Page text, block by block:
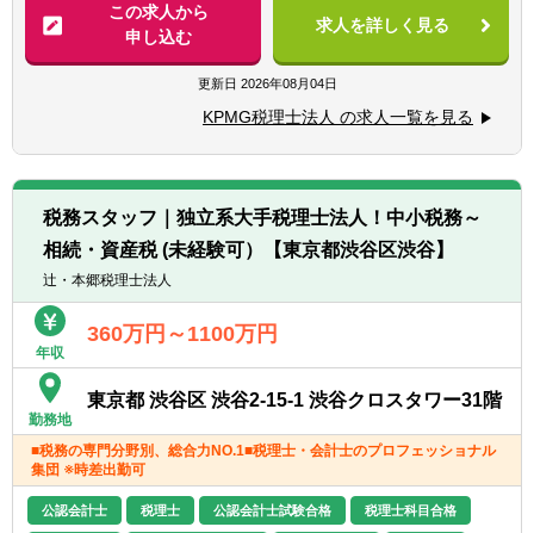
■事業会社の管理部門（税務・経理・財務）
での業務経験
■監査法人での業務経験
■上位職としての業務経験（マネジメント経
す。入社後に英語力を身に着けたいという方
も大歓迎です。
【具体的には】
■法人税申告書作成業務及びレビュー業務
■税務調査の立会い
■企業買収・企業再編・合併に関するコンサ
ルティング業務
■国際事業戦略・投資形態に関するコンサル
ティング業務
■海外税制リサーチ業務及びコンサルティン
グ業務
■金融取引・商品/証券化取引に関するコンサ
ルティング業務 等
この求人から
申し込む
求人を詳しく見る
更新日 2026年08月04日
KPMG税理士法人 の求人一覧を見る
税務スタッフ｜独立系大手税理士法人！中小税務～
相続・資産税 (未経験可）【東京都渋谷区渋谷】
辻・本郷税理士法人
年収
360万円～1100万円
勤務地
東京都 渋谷区 渋谷2-15-1 渋谷クロスタワー31階
■税務の専門分野別、総合力NO.1■税理士・会計士のプロフェッショナル
集団 ※時差出勤可
公認会計士 税理士 公認会計士試験合格 税理士科目合格